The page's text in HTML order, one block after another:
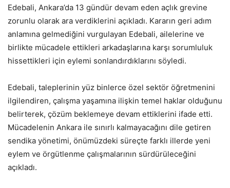
Edebali, Ankara’da 13 gündür devam eden açlık grevine
zorunlu olarak ara verdiklerini açıkladı. Kararın geri adım
anlamına gelmediğini vurgulayan Edebali, ailelerine ve
birlikte mücadele ettikleri arkadaşlarına karşı sorumluluk
hissettikleri için eylemi sonlandırdıklarını söyledi.
Edebali, taleplerinin yüz binlerce özel sektör öğretmenini
ilgilendiren, çalışma yaşamına ilişkin temel haklar olduğunu
belirterek, çözüm beklemeye devam ettiklerini ifade etti.
Mücadelenin Ankara ile sınırlı kalmayacağını dile getiren
sendika yönetimi, önümüzdeki süreçte farklı illerde yeni
eylem ve örgütlenme çalışmalarının sürdürüleceğini
açıkladı.